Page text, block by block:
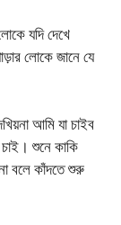
যদি দেখে
লোকে জানে যে
আমি যা চাইব
শুনে কাকি
বলে কাঁদতে শুরু